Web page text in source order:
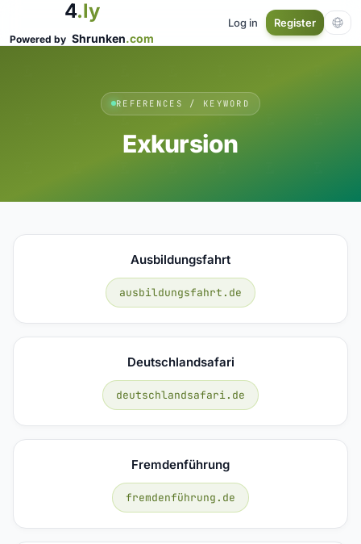
4.ly
Powered by Shrunken.com
Log in Register
REFERENCES / KEYWORD
Exkursion
Ausbildungsfahrt
ausbildungsfahrt.de
Deutschlandsafari
deutschlandsafari.de
Fremdenführung
fremdenführung.de